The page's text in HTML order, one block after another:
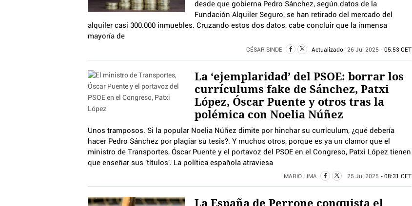
desde que gobierna Pedro Sánchez, según datos de la
Fundación Alquiler Seguro, se han retirado del mercado del
alquiler casi 300.000 inmuebles. Cruzando estos dos datos, cabe concluir que la inmensa
mayoría de
CÉSAR SINDE Actualizado: 26 Jul 2025 - 05:53 CET
La ‘ejemplaridad’ del PSOE: borrar los
currículums fake de Sánchez, Patxi
López, Óscar Puente y otros tras la
polémica con Noelia Núñez
Unos tramposos. Si la popular Noelia Núñez dimite por hinchar su currículum, ¿qué debería
hacer Pedro Sánchez por plagiar su tesis?. Y muchos otros, porque es ya un clamor que el
ministro de Transportes, Óscar Puente y el portavoz del PSOE en el Congreso, Patxi López tienen
que enseñar sus 'títulos'. La política española atraviesa
MARIO LIMA 25 Jul 2025 - 08:31 CET